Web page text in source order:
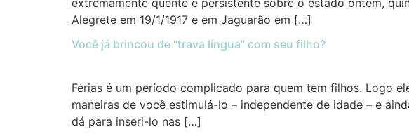
Alegrete em 19/1/1917 e em Jaguarão em […]
Você já brincou de “trava língua” com seu filho?
Férias é um período complicado para quem tem filhos. Logo
maneiras de você estimulá-lo – independente de idade – e
dá para inseri-lo nas […]